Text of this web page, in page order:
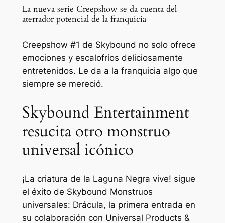
La nueva serie Creepshow se da cuenta del
aterrador potencial de la franquicia
Creepshow #1 de Skybound no solo ofrece
emociones y escalofríos deliciosamente
entretenidos. Le da a la franquicia algo que
siempre se mereció.
Skybound Entertainment
resucita otro monstruo
universal icónico
¡La criatura de la Laguna Negra vive! sigue
el éxito de Skybound Monstruos
universales: Drácula, la primera entrada en
su colaboración con Universal Products &